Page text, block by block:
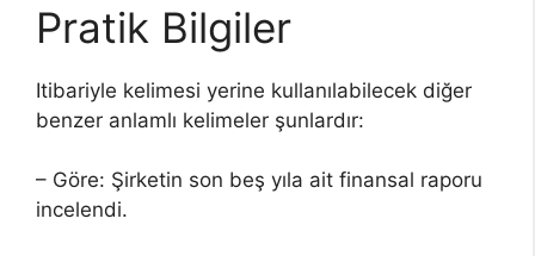
Pratik Bilgiler
Itibariyle kelimesi yerine kullanılabilecek diğer
benzer anlamlı kelimeler şunlardır:
– Göre: Şirketin son beş yıla ait finansal raporu
incelendi.